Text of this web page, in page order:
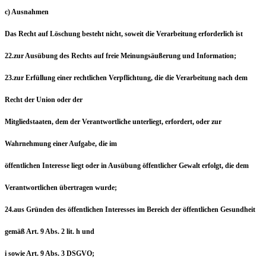
c) Ausnahmen
Das Recht auf Löschung besteht nicht, soweit die Verarbeitung erforderlich ist
22.zur Ausübung des Rechts auf freie Meinungsäußerung und Information;
23.zur Erfüllung einer rechtlichen Verpflichtung, die die Verarbeitung nach dem
Recht der Union oder der
Mitgliedstaaten, dem der Verantwortliche unterliegt, erfordert, oder zur
Wahrnehmung einer Aufgabe, die im
öffentlichen Interesse liegt oder in Ausübung öffentlicher Gewalt erfolgt, die dem
Verantwortlichen übertragen wurde;
24.aus Gründen des öffentlichen Interesses im Bereich der öffentlichen Gesundheit
gemäß Art. 9 Abs. 2 lit. h und
i sowie Art. 9 Abs. 3 DSGVO;